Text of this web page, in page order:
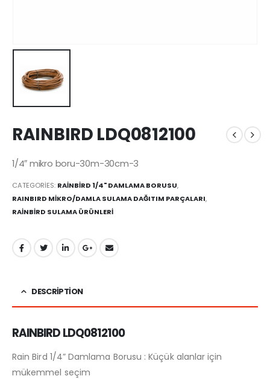
RAINBIRD LDQ0812100
1/4″ mikro boru-30m-30cm-3
CATEGORIES: RAİNBİRD 1/4" DAMLAMA BORUSU,
RAINBIRD MİKRO/DAMLA SULAMA DAĞITIM PARÇALARI,
RAİNBİRD SULAMA ÜRÜNLERİ
DESCRIPTION
RAINBIRD LDQ0812100
Rain Bird 1/4” Damlama Borusu : Küçük alanlar için
mükemmel seçim